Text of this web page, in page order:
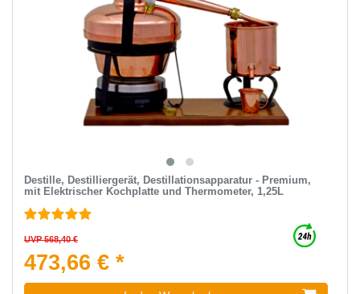
Destille, Destilliergerät, Destillationsapparatur - Premium,
mit Elektrischer Kochplatte und Thermometer, 1,25L
UVP 568,40 €
473,66 € *